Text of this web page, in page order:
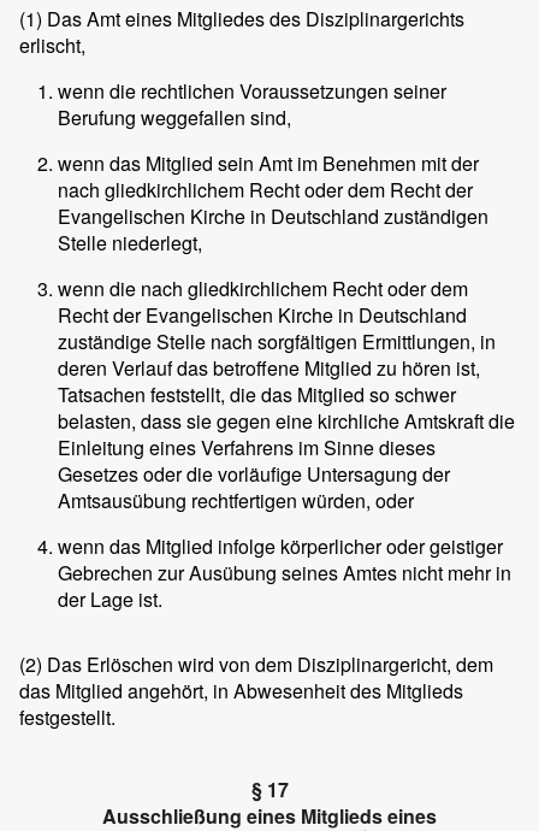
(1) Das Amt eines Mitgliedes des Disziplinargerichts
erlischt,
wenn die rechtlichen Voraussetzungen seiner
Berufung weggefallen sind,
wenn das Mitglied sein Amt im Benehmen mit der
nach gliedkirchlichem Recht oder dem Recht der
Evangelischen Kirche in Deutschland zuständigen
Stelle niederlegt,
wenn die nach gliedkirchlichem Recht oder dem
Recht der Evangelischen Kirche in Deutschland
zuständige Stelle nach sorgfältigen Ermittlungen, in
deren Verlauf das betroffene Mitglied zu hören ist,
Tatsachen feststellt, die das Mitglied so schwer
belasten, dass sie gegen eine kirchliche Amtskraft die
Einleitung eines Verfahrens im Sinne dieses
Gesetzes oder die vorläufige Untersagung der
Amtsausübung rechtfertigen würden, oder
wenn das Mitglied infolge körperlicher oder geistiger
Gebrechen zur Ausübung seines Amtes nicht mehr in
der Lage ist.
(2) Das Erlöschen wird von dem Disziplinargericht, dem
das Mitglied angehört, in Abwesenheit des Mitglieds
festgestellt.
§ 17
Ausschließung eines Mitglieds eines